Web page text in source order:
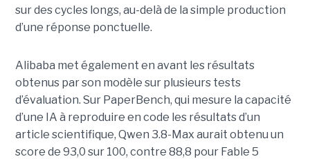
sur des cycles longs, au-delà de la simple production
d’une réponse ponctuelle.
Alibaba met également en avant les résultats
obtenus par son modèle sur plusieurs tests
d’évaluation. Sur PaperBench, qui mesure la capacité
d’une IA à reproduire en code les résultats d’un
article scientifique, Qwen 3.8-Max aurait obtenu un
score de 93,0 sur 100, contre 88,8 pour Fable 5